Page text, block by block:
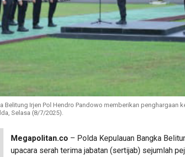
Belitung Irjen Pol Hendro Pandowo memberikan penghargaan
Selasa (8/7/2025).
Megapolitan.co – Polda Kepulauan Bangka
upacara serah terima jabatan (sertijab) sejumlah